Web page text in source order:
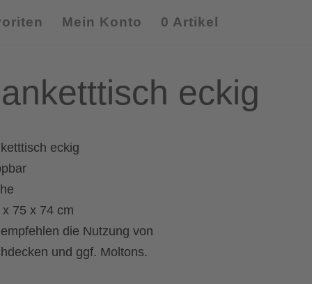
Mein Konto 0 Artikel
eckig
eckig
x 75 x 74 cm
die Nutzung von
und ggf. Moltons.